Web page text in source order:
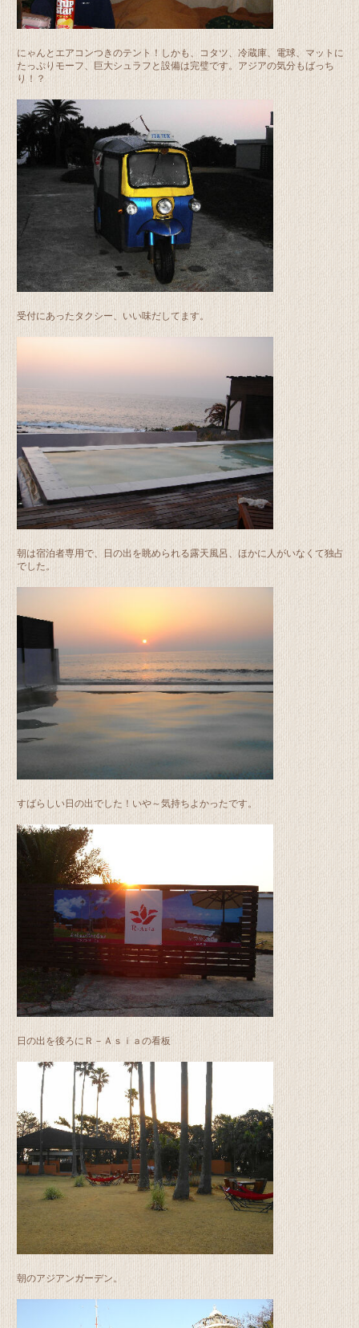
にゃんとエアコンつきのテント！しかも、コタツ、冷蔵庫、電球、マットに
たっぷりモーフ、巨大シュラフと設備は完璧です。アジアの気分もばっち
り！？
受付にあったタクシー、いい味だしてます。
朝は宿泊者専用で、日の出を眺められる露天風呂、ほかに人がいなくて独占
でした。
すばらしい日の出でした！いや～気持ちよかったです。
日の出を後ろにＲ－Ａｓｉａの看板
朝のアジアンガーデン。